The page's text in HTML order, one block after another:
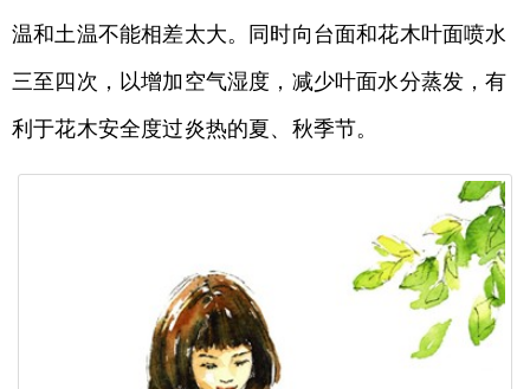
温和土温不能相差太大。同时向台面和花木叶面喷水
三至四次，以增加空气湿度，减少叶面水分蒸发，有
利于花木安全度过炎热的夏、秋季节。